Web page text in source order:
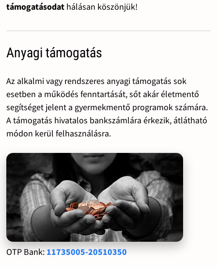
támogatásodat hálásan köszönjük!
Anyagi támogatás
Az alkalmi vagy rendszeres anyagi támogatás sok
esetben a működés fenntartását, sőt akár életmentő
segítséget jelent a gyermekmentő programok számára.
A támogatás hivatalos bankszámlára érkezik, átlátható
módon kerül felhasználásra.
OTP Bank: 11735005-20510350